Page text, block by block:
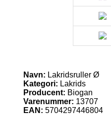
Navn: Lakridsruller Ø
Kategori: Lakrids
Producent: Biogan
Varenummer: 13707
EAN: 5704297446804